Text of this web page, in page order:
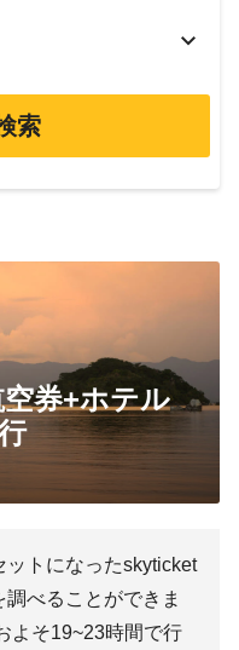
索
券+ホテル
トになったskyticket
べることができま
よそ19~23時間で行